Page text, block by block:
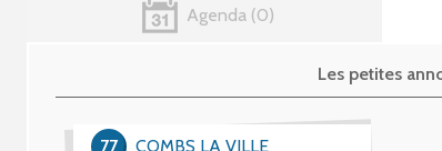
Agenda 0
Les petites
COMBS LA VILLE
77